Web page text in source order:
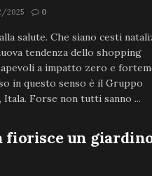
2025 0
salute. Che siano cesti
tendenza dello shopping
a impatto zero e
in questo senso è il Gruppo
Forse non tutti sanno ...
fiorisce un